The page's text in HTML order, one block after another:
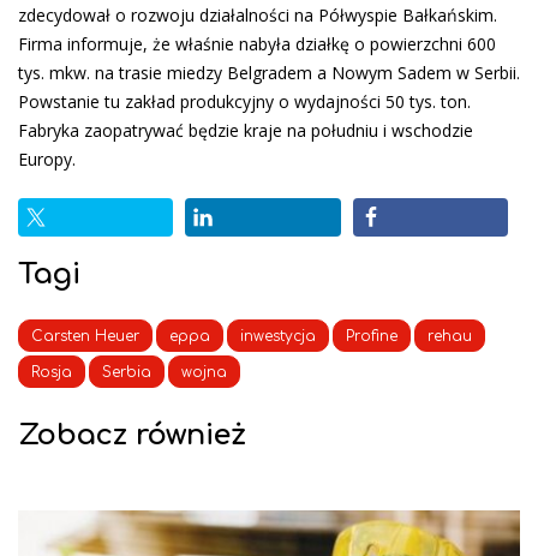
zdecydował o rozwoju działalności na Półwyspie Bałkańskim.
Firma informuje, że właśnie nabyła działkę o powierzchni 600
tys. mkw. na trasie miedzy Belgradem a Nowym Sadem w Serbii.
Powstanie tu zakład produkcyjny o wydajności 50 tys. ton.
Fabryka zaopatrywać będzie kraje na południu i wschodzie
Europy.
Tagi
Carsten Heuer eppa inwestycja Profine rehau
Rosja Serbia wojna
Zobacz również